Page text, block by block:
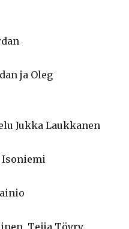
ja Oleg
Jukka Laukkanen
Teija Töyry,